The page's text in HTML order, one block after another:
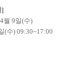
]
월 9일(수)
) 09:30~17:00​